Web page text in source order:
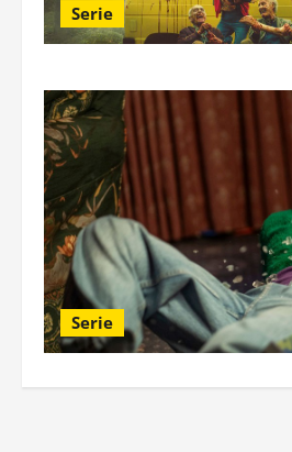
Serie
Serie